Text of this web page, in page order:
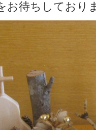
お待ちしており